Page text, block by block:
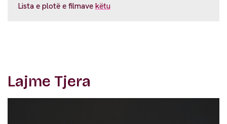
Lista e plotë e filmavekëtu
Lajme Tjera